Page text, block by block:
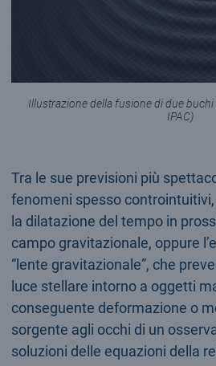
Illustrazione della fusione di due
IPAC)
Tra le sue previsioni più
fenomeni spesso
la dilatazione del tempo in
campo gravitazionale, oppure
“lente gravitazionale”, che
luce stellare intorno a oggetti
conseguente deformazione o
sorgente agli occhi di un
soluzioni delle equazioni della